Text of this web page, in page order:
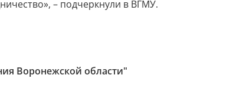
– подчеркнули в ВГМУ.
Воронежской области"